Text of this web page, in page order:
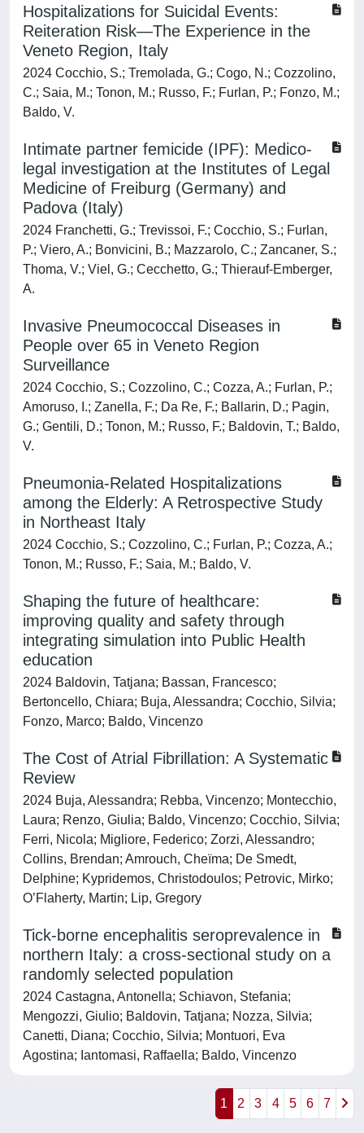
Hospitalizations for Suicidal Events:
Reiteration Risk—The Experience in the
Veneto Region, Italy
2024 Cocchio, S.; Tremolada, G.; Cogo, N.; Cozzolino,
C.; Saia, M.; Tonon, M.; Russo, F.; Furlan, P.; Fonzo, M.;
Baldo, V.
Intimate partner femicide (IPF): Medico-
legal investigation at the Institutes of Legal
Medicine of Freiburg (Germany) and
Padova (Italy)
2024 Franchetti, G.; Trevissoi, F.; Cocchio, S.; Furlan,
P.; Viero, A.; Bonvicini, B.; Mazzarolo, C.; Zancaner, S.;
Thoma, V.; Viel, G.; Cecchetto, G.; Thierauf-Emberger,
A.
Invasive Pneumococcal Diseases in
People over 65 in Veneto Region
Surveillance
2024 Cocchio, S.; Cozzolino, C.; Cozza, A.; Furlan, P.;
Amoruso, I.; Zanella, F.; Da Re, F.; Ballarin, D.; Pagin,
G.; Gentili, D.; Tonon, M.; Russo, F.; Baldovin, T.; Baldo,
V.
Pneumonia-Related Hospitalizations
among the Elderly: A Retrospective Study
in Northeast Italy
2024 Cocchio, S.; Cozzolino, C.; Furlan, P.; Cozza, A.;
Tonon, M.; Russo, F.; Saia, M.; Baldo, V.
Shaping the future of healthcare:
improving quality and safety through
integrating simulation into Public Health
education
2024 Baldovin, Tatjana; Bassan, Francesco;
Bertoncello, Chiara; Buja, Alessandra; Cocchio, Silvia;
Fonzo, Marco; Baldo, Vincenzo
The Cost of Atrial Fibrillation: A Systematic
Review
2024 Buja, Alessandra; Rebba, Vincenzo; Montecchio,
Laura; Renzo, Giulia; Baldo, Vincenzo; Cocchio, Silvia;
Ferri, Nicola; Migliore, Federico; Zorzi, Alessandro;
Collins, Brendan; Amrouch, Cheïma; De Smedt,
Delphine; Kypridemos, Christodoulos; Petrovic, Mirko;
O’Flaherty, Martin; Lip, Gregory
Tick-borne encephalitis seroprevalence in
northern Italy: a cross-sectional study on a
randomly selected population
2024 Castagna, Antonella; Schiavon, Stefania;
Mengozzi, Giulio; Baldovin, Tatjana; Nozza, Silvia;
Canetti, Diana; Cocchio, Silvia; Montuori, Eva
Agostina; Iantomasi, Raffaella; Baldo, Vincenzo
1 2 3 4 5 6 7